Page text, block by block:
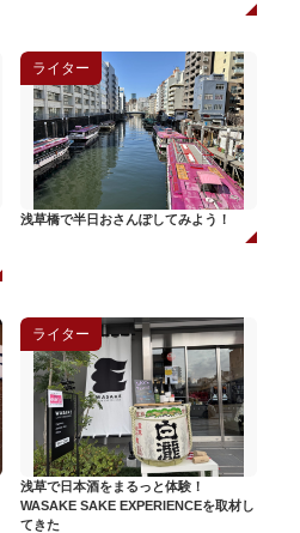
ライター
浅草橋で半日おさんぽしてみよう！
ライター
浅草で日本酒をまるっと体験！
WASAKE SAKE EXPERIENCEを取材し
てきた